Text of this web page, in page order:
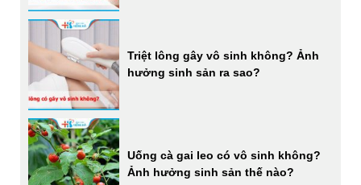
Triệt lông gây vô sinh không? Ảnh
hưởng sinh sản ra sao?
Uống cà gai leo có vô sinh không?
Ảnh hưởng sinh sản thế nào?